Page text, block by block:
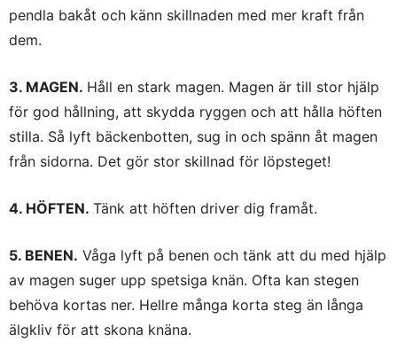
pendla bakåt och känn skillnaden med mer kraft från
dem.
3. MAGEN. Håll en stark magen. Magen är till stor hjälp
för god hållning, att skydda ryggen och att hålla höften
stilla. Så lyft bäckenbotten, sug in och spänn åt magen
från sidorna. Det gör stor skillnad för löpsteget!
4. HÖFTEN. Tänk att höften driver dig framåt.
5. BENEN. Våga lyft på benen och tänk att du med hjälp
av magen suger upp spetsiga knän. Ofta kan stegen
behöva kortas ner. Hellre många korta steg än långa
älgkliv för att skona knäna.